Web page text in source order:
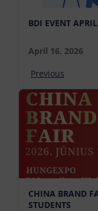
BDI EVENT
April 16, 2026
Previous
CHINA BRAND
STUDENTS